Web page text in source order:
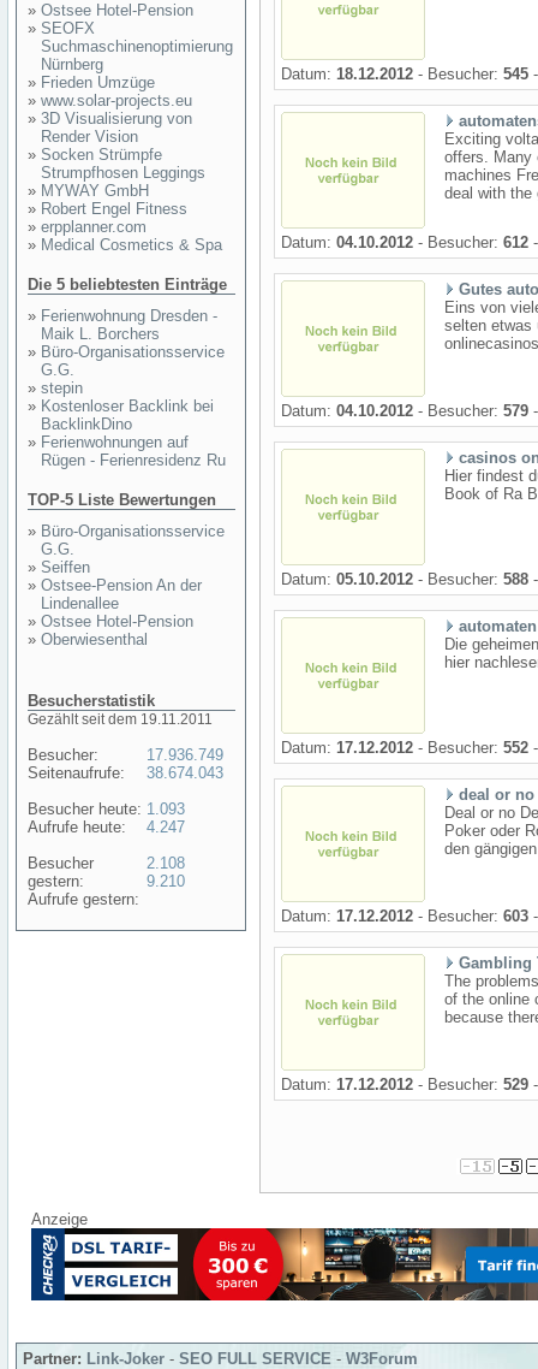
» Ostsee Hotel-Pension
» SEOFX
Suchmaschinenoptimierung
Nürnberg
» Frieden Umzüge
» www.solar-projects.eu
» 3D Visualisierung von
Render Vision
» Socken Strümpfe
Strumpfhosen Leggings
» MYWAY GmbH
» Robert Engel Fitness
» erpplanner.com
» Medical Cosmetics & Spa
Die 5 beliebtesten Einträge
» Ferienwohnung Dresden -
Maik L. Borchers
» Büro-Organisationsservice
G.G.
» stepin
» Kostenloser Backlink bei
BacklinkDino
» Ferienwohnungen auf
Rügen - Ferienresidenz Ru
TOP-5 Liste Bewertungen
» Büro-Organisationsservice
G.G.
» Seiffen
» Ostsee-Pension An der
Lindenallee
» Ostsee Hotel-Pension
» Oberwiesenthal
Besucherstatistik
Gezählt seit dem 19.11.2011
Besucher:
Seitenaufrufe:
Besucher heute:
Aufrufe heute:
Besucher
gestern:
Aufrufe gestern:
17.936.749
38.674.043
1.093
4.247
2.108
9.210
Datum: 18.12.2012 - Besucher: 545
Exciting
offers. Many
machines
deal with the
Datum: 04.10.2012 - Besucher: 612
Gutes
Eins von
selten etwas
onlinecasinos
Datum: 04.10.2012 - Besucher: 579
casinos
Hier findest
Book of Ra
Datum: 05.10.2012 - Besucher: 588
Die
hier
Datum: 17.12.2012 - Besucher: 552
deal or no
Deal or no
Poker oder
den
Datum: 17.12.2012 - Besucher: 603
Gambling
The
of the online
because
Datum: 17.12.2012 - Besucher: 529
Anzeige
Partner: Link-Joker - SEO FULL SERVICE - W3Forum